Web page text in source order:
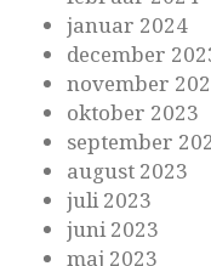
januar 2024
december
november
oktober 2023
september
august 2023
juli 2023
juni 2023
maj 2023